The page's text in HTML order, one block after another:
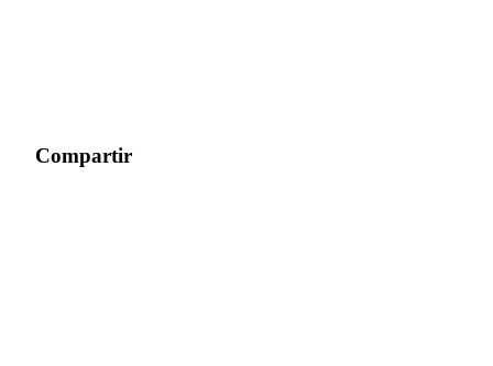
Compartir